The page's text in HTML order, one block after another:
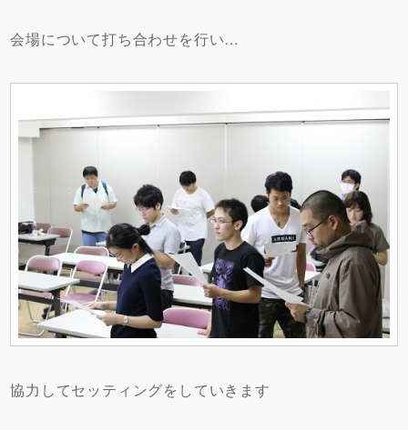
会場について打ち合わせを行い…
協力してセッティングをしていきます